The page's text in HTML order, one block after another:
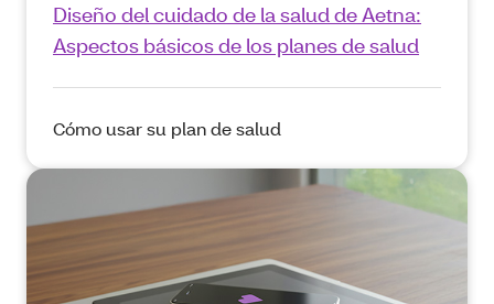
Diseño del cuidado de la salud de Aetna:
Aspectos básicos de los planes de salud
Cómo usar su plan de salud